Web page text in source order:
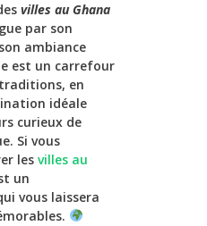
villes au Ghana
par son
ambiance
est un carrefour
en
idéale
curieux de
Si vous
les villes au
un
vous laissera